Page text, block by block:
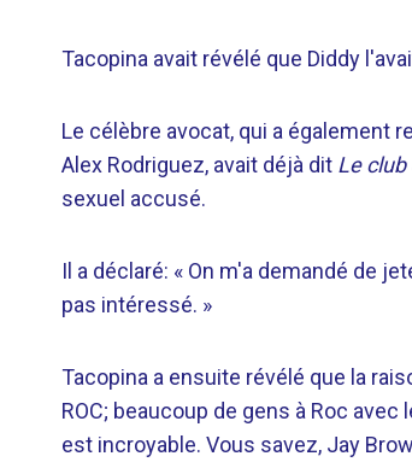
Tacopina avait révélé que Diddy
Le célèbre avocat, qui a également
Alex Rodriguez, avait déjà dit Le
sexuel accusé.
Il a déclaré: « On m'a demandé de
pas intéressé. »
Tacopina a ensuite révélé que la
ROC; beaucoup de gens à Roc
est incroyable. Vous savez, Jay